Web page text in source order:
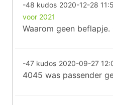
-48 kudos 2020-12-28
voor 2021
Waarom geen
-47 kudos 2020-09-27
4045 was passender